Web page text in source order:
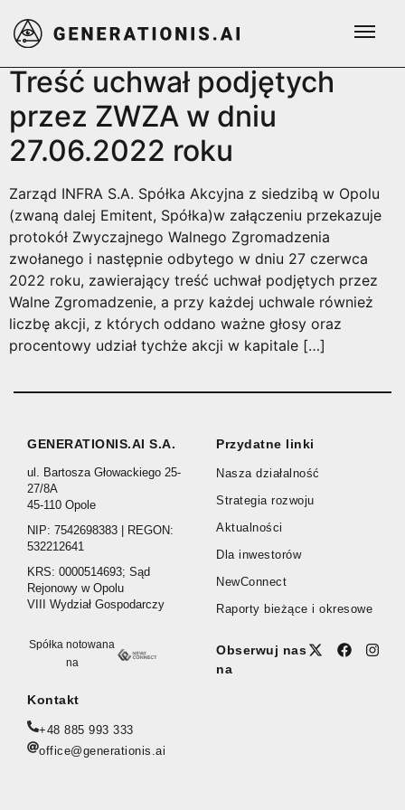
Tag:nr 9/2022
Treść uchwał podjętych
przez ZWZA w dniu
27.06.2022 roku
Zarząd INFRA S.A. Spółka Akcyjna z siedzibą w Opolu
(zwaną dalej Emitent, Spółka)w załączeniu przekazuje
protokół Zwyczajnego Walnego Zgromadzenia
zwołanego i następnie odbytego w dniu 27 czerwca
2022 roku, zawierający treść uchwał podjętych przez
Walne Zgromadzenie, a przy każdej uchwale również
liczbę akcji, z których oddano ważne głosy oraz
procentowy udział tychże akcji w kapitale […]
GENERATIONIS.AI S.A.
ul. Bartosza Głowackiego 25-
27/8A
45-110 Opole
NIP: 7542698383 | REGON:
532212641
KRS: 0000514693; Sąd
Rejonowy w Opolu
VIII Wydział Gospodarczy
Kontakt
+48 885 993 333
office@generationis.ai
Spółka notowana
na
Przydatne linki
Nasza działalność
Strategia rozwoju
Aktualności
Dla inwestorów
NewConnect
Raporty bieżące i okresowe
Obserwuj nas
na